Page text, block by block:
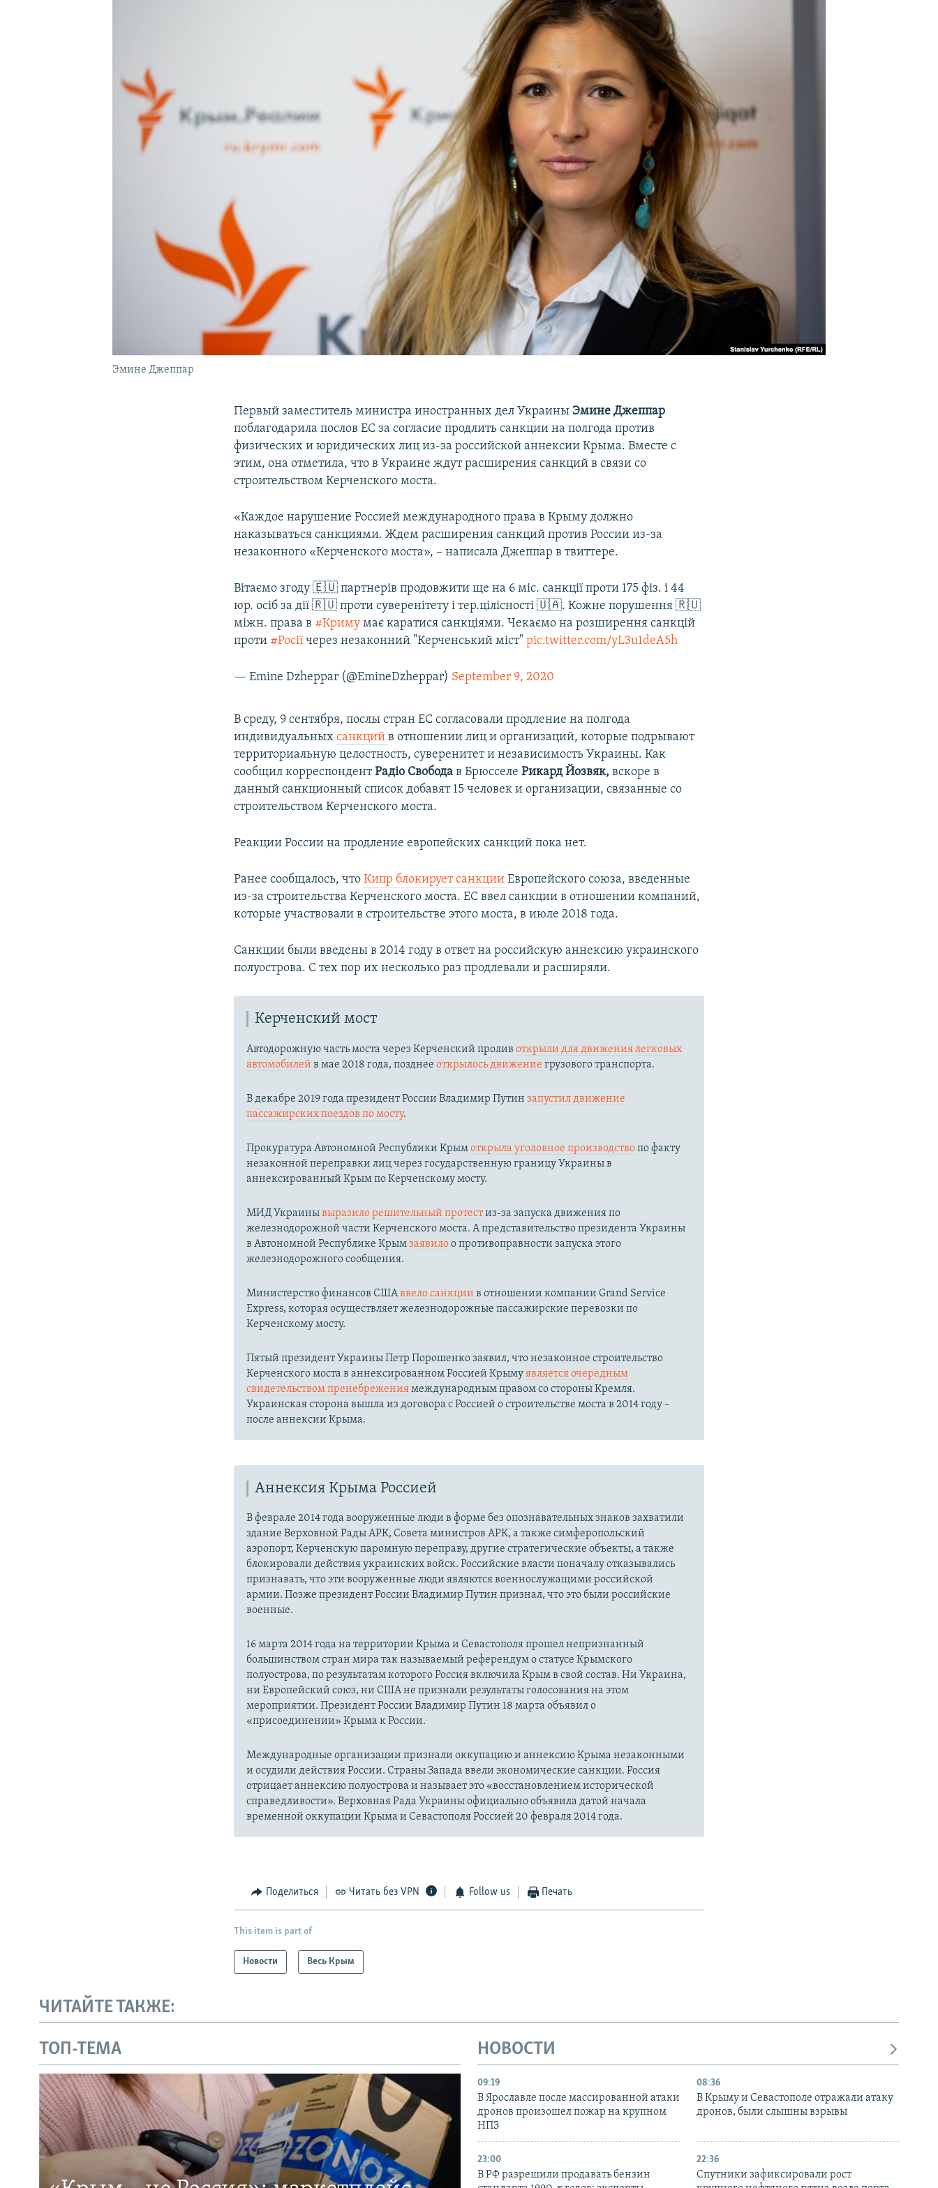
УКРАИНСКАЯ ПРОБЛЕМА КРЫМА
Эмине Джеппар
Первый заместитель министра иностранных дел Украины Эмине Джеппар
поблагодарила послов ЕС за согласие продлить санкции на полгода против
физических и юридических лиц из-за российской аннексии Крыма. Вместе с
этим, она отметила, что в Украине ждут расширения санкций в связи со
строительством Керченского моста.
«Каждое нарушение Россией международного права в Крыму должно
наказываться санкциями. Ждем расширения санкций против России из-за
незаконного «Керченского моста», – написала Джеппар в твиттере.
Вітаємо згоду 🇪🇺 партнерів продовжити ще на 6 міс. санкції проти 175 фіз. і 44
юр. осіб за дії 🇷🇺 проти суверенітету і тер.цілісності 🇺🇦. Кожне порушення 🇷🇺
міжн. права в #Криму має каратися санкціями. Чекаємо на розширення санкцій
проти #Росії через незаконний "Керченський міст"pic.twitter.com/yL3u1deA5h
— Emine Dzheppar (@EmineDzheppar) September 9, 2020
В среду, 9 сентября, послы стран ЕС согласовали продление на полгода
индивидуальныхсанкцийв отношении лиц и организаций, которые подрывают
территориальную целостность, суверенитет и независимость Украины. Как
сообщил корреспондентРадіо Свободав БрюсселеРикард Йозвяк,вскоре в
данный санкционный список добавят 15 человек и организации, связанные со
строительством Керченского моста.
Реакции России на продление европейских санкций пока нет.
Ранее сообщалось, чтоКипр блокирует санкцииЕвропейского союза, введенные
из-за строительства Керченского моста. ЕС ввел санкции в отношении компаний,
которые участвовали в строительстве этого моста, в июле 2018 года.
Санкции были введены в 2014 году в ответ на российскую аннексию украинского
полуострова. С тех пор их несколько раз продлевали и расширяли.
Керченский мост
Автодорожную часть моста через Керченский проливоткрыли для движения легковых
автомобилейв мае 2018 года, позднееоткрылось движение грузового транспорта.
В декабре 2019 года президент России Владимир Путинзапустил движение
пассажирских поездов по мосту.
Прокуратура Автономной Республики Крымоткрыла уголовное производствопо факту
незаконной переправки лиц через государственную границу Украины в
аннексированный Крым по Керченскому мосту.​
МИД Украинывыразило решительный протестиз-за запуска движения по
железнодорожной части Керченского моста. А представительство президента Украины
в Автономной Республике Крымзаявилоо противоправности запуска этого
железнодорожного сообщения.
Министерство финансов СШАввело санкции в отношении компании Grand Service
Express, которая осуществляет железнодорожные пассажирские перевозки по
Керченскому мосту.
Пятый президент Украины Петр Порошенко заявил, что незаконное строительство
Керченского моста в аннексированном Россией Крымуявляется очередным
свидетельством пренебрежениямеждународным правом со стороны Кремля.
Украинская сторона вышла из договора с Россией о строительстве моста в 2014 году –
после аннексии Крыма.
Аннексия Крыма Россией
В феврале 2014 года вооруженные люди в форме без опознавательных знаков захватили
здание Верховной Рады АРК, Совета министров АРК, а также симферопольский
аэропорт, Керченскую паромную переправу, другие стратегические объекты, а также
блокировали действия украинских войск. Российские власти поначалу отказывались
признавать, что эти вооруженные люди являются военнослужащими российской
армии. Позже президент России Владимир Путин признал, что это были российские
военные.
16 марта 2014 года на территории Крыма и Севастополя прошел непризнанный
большинством стран мира так называемый референдум о статусе Крымского
полуострова, по результатам которого Россия включила Крым в свой состав. Ни Украина,
ни Европейский союз, ни США не признали результаты голосования на этом
мероприятии. Президент России Владимир Путин 18 марта объявил о
«присоединении» Крыма к России.
Международные организации признали оккупацию и аннексию Крыма незаконными
и осудили действия России. Страны Запада ввели экономические санкции. Россия
отрицает аннексию полуострова и называет это «восстановлением исторической
справедливости». Верховная Рада Украины официально объявила датой начала
временной оккупации Крыма и Севастополя Россией 20 февраля 2014 года.
Поделиться Читать без VPN Follow us Печать
This item is part of
Новости Весь Крым
ЧИТАЙТЕ ТАКЖЕ:
ТОП-ТЕМА НОВОСТИ
09:19
В Ярославле после массированной атаки
дронов произошел пожар на крупном
НПЗ
08:36
В Крыму и Севастополе отражали атаку
дронов, были слышны взрывы
23:00
В РФ разрешили продавать бензин
22:36
Спутники зафиксировали рост